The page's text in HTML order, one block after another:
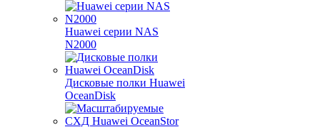
Huawei серии NAS
N2000
Дисковые полки Huawei
OceanDisk